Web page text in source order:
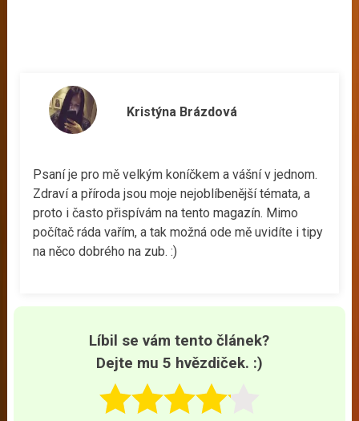
Kristýna Brázdová
Psaní je pro mě velkým koníčkem a vášní v jednom.
Zdraví a příroda jsou moje nejoblíbenější témata, a
proto i často přispívám na tento magazín. Mimo
počítač ráda vařím, a tak možná ode mě uvidíte i tipy
na něco dobrého na zub. :)
Líbil se vám tento článek?
Dejte mu 5 hvězdiček. :)